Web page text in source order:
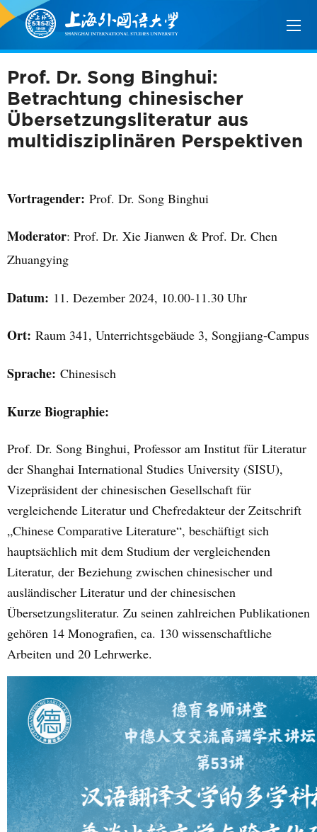
Prof. Dr. Song Binghui:
Betrachtung chinesischer
Übersetzungsliteratur aus
multidisziplinären Perspektiven
Vortragender: Prof. Dr. Song Binghui
Moderator: Prof. Dr. Xie Jianwen & Prof. Dr. Chen
Zhuangying
Datum: 11. Dezember 2024, 10.00-11.30 Uhr
Ort: Raum 341, Unterrichtsgebäude 3, Songjiang-Campus
Sprache: Chinesisch
Kurze Biographie:
Prof. Dr. Song Binghui, Professor am Institut für Literatur
der Shanghai International Studies University (SISU),
Vizepräsident der chinesischen Gesellschaft für
vergleichende Literatur und Chefredakteur der Zeitschrift
„Chinese Comparative Literature“, beschäftigt sich
hauptsächlich mit dem Studium der vergleichenden
Literatur, der Beziehung zwischen chinesischer und
ausländischer Literatur und der chinesischen
Übersetzungsliteratur. Zu seinen zahlreichen Publikationen
gehören 14 Monografien, ca. 130 wissenschaftliche
Arbeiten und 20 Lehrwerke.